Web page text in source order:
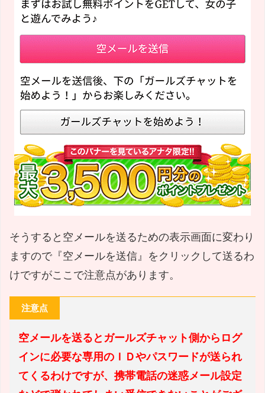
そうすると空メールを送るための表示画面に変わり
ますので『空メールを送信』をクリックして送るわ
けですがここで注意点があります。
注意点
空メールを送るとガールズチャット側からログ
インに必要な専用のＩＤやパスワードが送られ
てくるわけですが、携帯電話の迷惑メール設定